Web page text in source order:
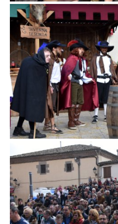
Fira d'en Rocaguinarda a Olost
Fira d'en Rocaguinarda a Olost